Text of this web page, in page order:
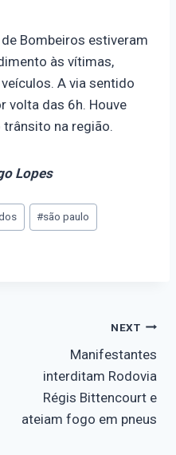
Bombeiros estiveram
às vítimas,
A via sentido
volta das 6h. Houve
trânsito na região.
Lopes
#são paulo
NEXT
Manifestantes
interditam Rodovia
Régis Bittencourt e
ateiam fogo em pneus